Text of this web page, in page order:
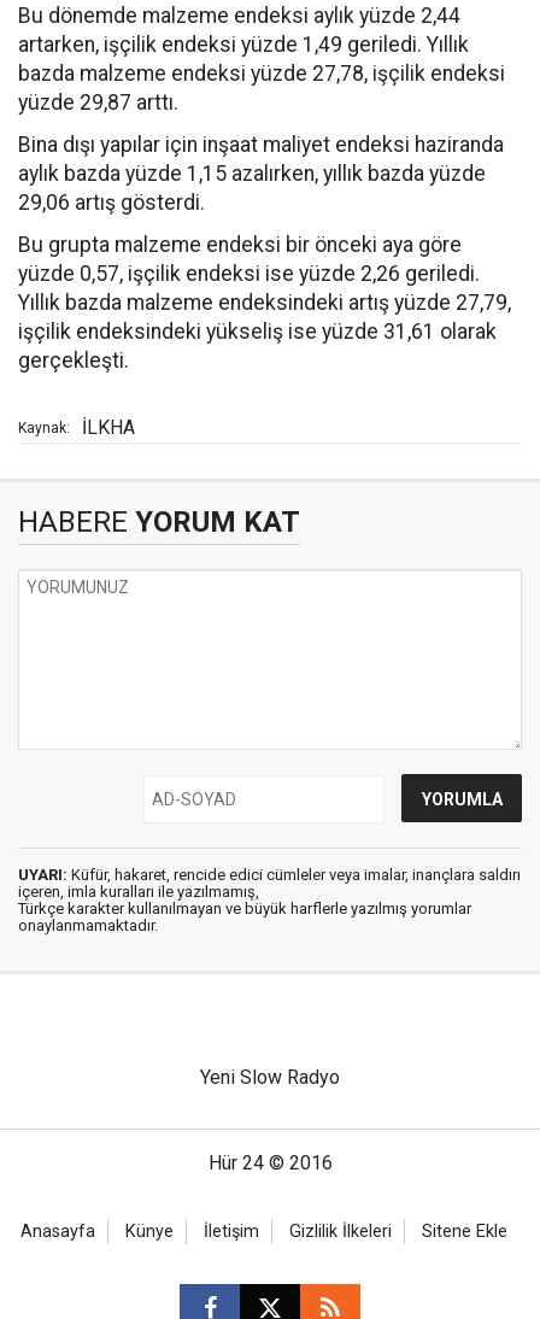
Bu dönemde malzeme endeksi aylık yüzde 2,44
artarken, işçilik endeksi yüzde 1,49 geriledi. Yıllık
bazda malzeme endeksi yüzde 27,78, işçilik endeksi
yüzde 29,87 arttı.
Bina dışı yapılar için inşaat maliyet endeksi haziranda
aylık bazda yüzde 1,15 azalırken, yıllık bazda yüzde
29,06 artış gösterdi.
Bu grupta malzeme endeksi bir önceki aya göre
yüzde 0,57, işçilik endeksi ise yüzde 2,26 geriledi.
Yıllık bazda malzeme endeksindeki artış yüzde 27,79,
işçilik endeksindeki yükseliş ise yüzde 31,61 olarak
gerçekleşti.
Kaynak: İLKHA
HABERE YORUM KAT
UYARI: Küfür, hakaret, rencide edici cümleler veya imalar, inançlara saldırı
içeren, imla kuralları ile yazılmamış,
Türkçe karakter kullanılmayan ve büyük harflerle yazılmış yorumlar
onaylanmamaktadır.
Yeni Slow Radyo
Hür 24 © 2016
Anasayfa Künye İletişim Gizlilik İlkeleri Sitene Ekle